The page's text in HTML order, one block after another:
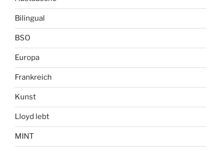
Bilingual
BSO
Europa
Frankreich
Kunst
Lloyd lebt
MINT